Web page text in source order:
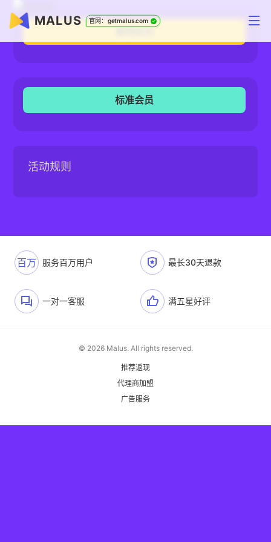
MALUS 官网：getmalus.com
标准会员
活动规则
百万 服务百万用户 最长30天退款
一对一客服 满五星好评
© 2026 Malus. All rights reserved.
推荐返现
代理商加盟
广告服务